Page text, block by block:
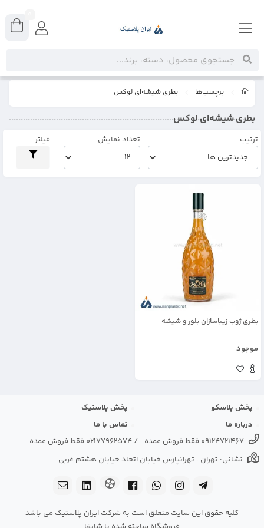
برچسب‌ها بطری شیشه‌ای لوکس
بطری شیشه‌ای لوکس
ترتیب تعداد نمایش فیلتر
بطری ژوب زیباسازان بلور و شیشه
موجود
پخش پلاسکو
پخش پلاستیک
درباره ما
تماس با ما
09124721467 فقط فروش عمده
/ 02177962574 فقط فروش عمده
نشانی: تهران ، تهرانپارس خیابان اتحاد خیابان هشتم غربی
کلیه حقوق این سایت متعلق است به شرکت ایران پلاستیک می باشد